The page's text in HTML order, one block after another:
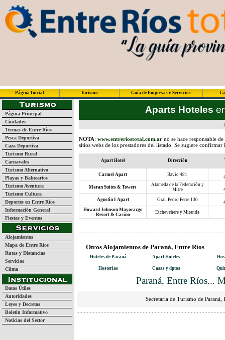
Página Inicial Turismo Guía de Empresas y Servicios
Página Principal
Ciudades
Termas de Entre Ríos
Pesca Deportiva
Caza Deportiva
Turismo Rural
Carnavales
Turismo Alternativo
Playas y Balnearios
Turismo Aventura
Turismo Cultura
Deportes en Entre Ríos
Información General
Fiestas y Eventos
Alojamientos
Mapa de Entre Ríos
Rutas y Distancias
Servicios
Clima
Datos Útiles
Autoridades
Leyes y Decretos
Boletín Informativo
Noticias del Sector
Aparts Hoteles
NOTA:www.entreriostotal.com.ar no se hace responsable
sitios webs de los prestadores del listado. Se sugiere confirmar
Apart Hotel Dirección
Carmel Apart Bavio 481
Maran Suites & Towers
Alameda de la Federación y
Mitre
Agustín I Apart
Gral. Pedro Ferre 130
Howard Johnson Mayorazgo
Resort & Casino
Etchevehere y Miranda
Otros Alojamientos de Paraná, Entre Ríos
Hoteles de Paraná Apart Hoteles
Hosterias Casas y dptos
Paraná, Entre Ríos...
Secretaria de Turismo de Paraná,